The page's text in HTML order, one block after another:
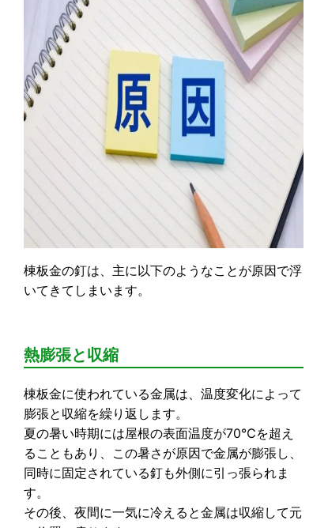
棟板金の釘は、主に以下のようなことが原因で浮
いてきてしまいます。
熱膨張と収縮
棟板金に使われている金属は、温度変化によって
膨張と収縮を繰り返します。
夏の暑い時期には屋根の表面温度が70℃を超え
ることもあり、この暑さが原因で金属が膨張し、
同時に固定されている釘も外側に引っ張られま
す。
その後、夜間に一気に冷えると金属は収縮して元